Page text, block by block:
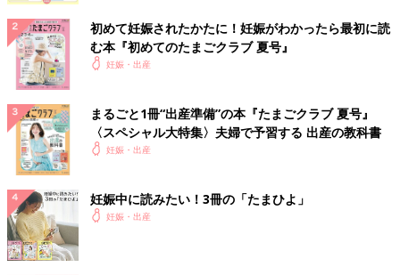
初めて妊娠されたかたに！妊娠がわかったら最初に読
む本『初めてのたまごクラブ 夏号』
妊娠・出産
まるごと1冊“出産準備”の本『たまごクラブ 夏号』
〈スペシャル大特集〉夫婦で予習する 出産の教科書
妊娠・出産
妊娠中に読みたい！3冊の「たまひよ」
妊娠・出産